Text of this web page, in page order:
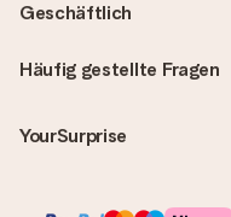
Häufig gestellte Fragen
YourSurprise
Geschäftlich